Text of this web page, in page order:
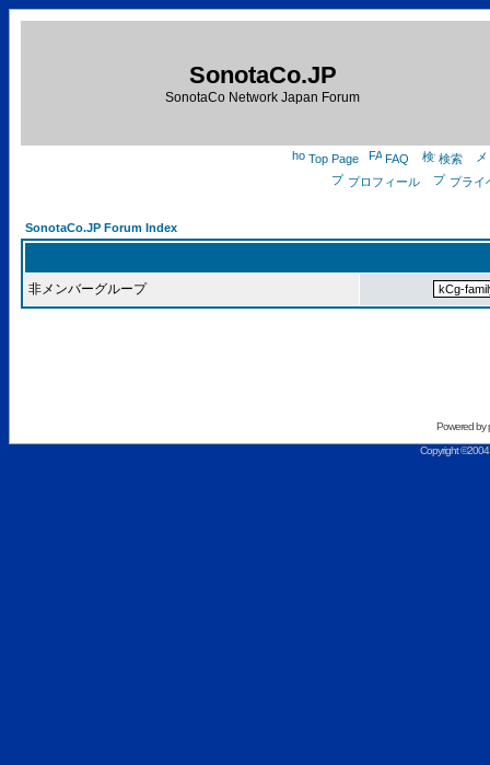
SonotaCo.JP
SonotaCo Network Japan Forum
Top Page FAQ
検索
プロフィール
プライ
SonotaCo.JP Forum Index
非メンバーグループ
Powered by
Copyright ©2004